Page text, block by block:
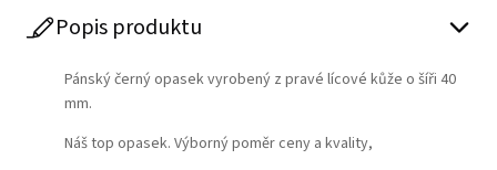
Popis produktu
Pánský černý opasek vyrobený z pravé lícové kůže o šíři 40
mm.
Náš top opasek. Výborný poměr ceny a kvality,